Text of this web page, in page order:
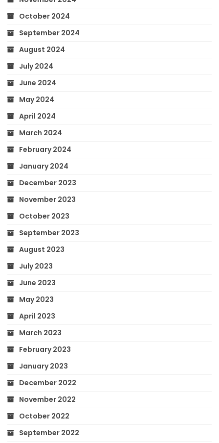
October 2024
September 2024
August 2024
July 2024
June 2024
May 2024
April 2024
March 2024
February 2024
January 2024
December 2023
November 2023
October 2023
September 2023
August 2023
July 2023
June 2023
May 2023
April 2023
March 2023
February 2023
January 2023
December 2022
November 2022
October 2022
September 2022